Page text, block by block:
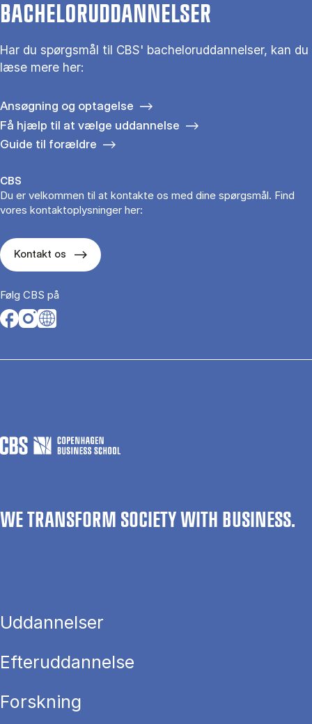
BACHELORUDDANNELSER
Har du spørgsmål til CBS' bacheloruddannelser, kan du
læse mere her:
Ansøgning og optagelse
Få hjælp til at vælge uddannelse
Guide til forældre
CBS
Du er velkommen til at kontakte os med dine spørgsmål. Find
vores kontaktoplysninger her:
Kontakt os
Følg CBS på
Opens in a new tab
Opens in a new tab
Opens in a new tab
WE TRANSFORM SOCIETY WITH BUSINESS.
Uddannelser
Efteruddannelse
Forskning